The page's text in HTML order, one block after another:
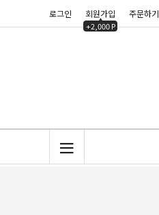
로그인 회원가입
+2,000 P
주문하기